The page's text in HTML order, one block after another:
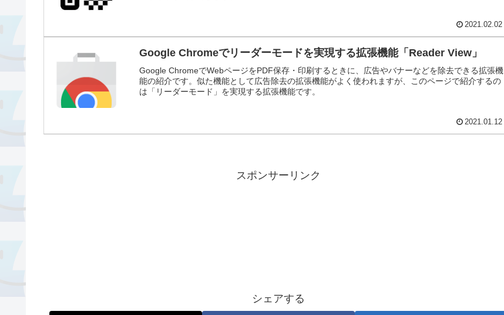
2021.02.02
Google Chromeでリーダーモードを実現する拡張機能「Reader View」
Google ChromeでWebページをPDF保存・印刷するときに、広告やバナーなどを除去できる拡張機
能の紹介です。似た機能として広告除去の拡張機能がよく使われますが、このページで紹介するの
は「リーダーモード」を実現する拡張機能です。
2021.01.12
スポンサーリンク
シェアする